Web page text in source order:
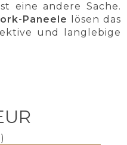
eine andere Sache.
Paneele
lösen das
und langlebige